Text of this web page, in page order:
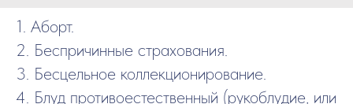
1. Аборт.
2. Беспричинные страхования.
3. Бесцельное коллекционирование.
4. Блуд противоестественный (рукоблудие, или